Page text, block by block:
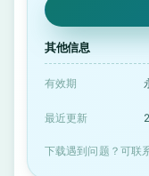
其他信息
有效期
最近更新
下载遇到问题？可联